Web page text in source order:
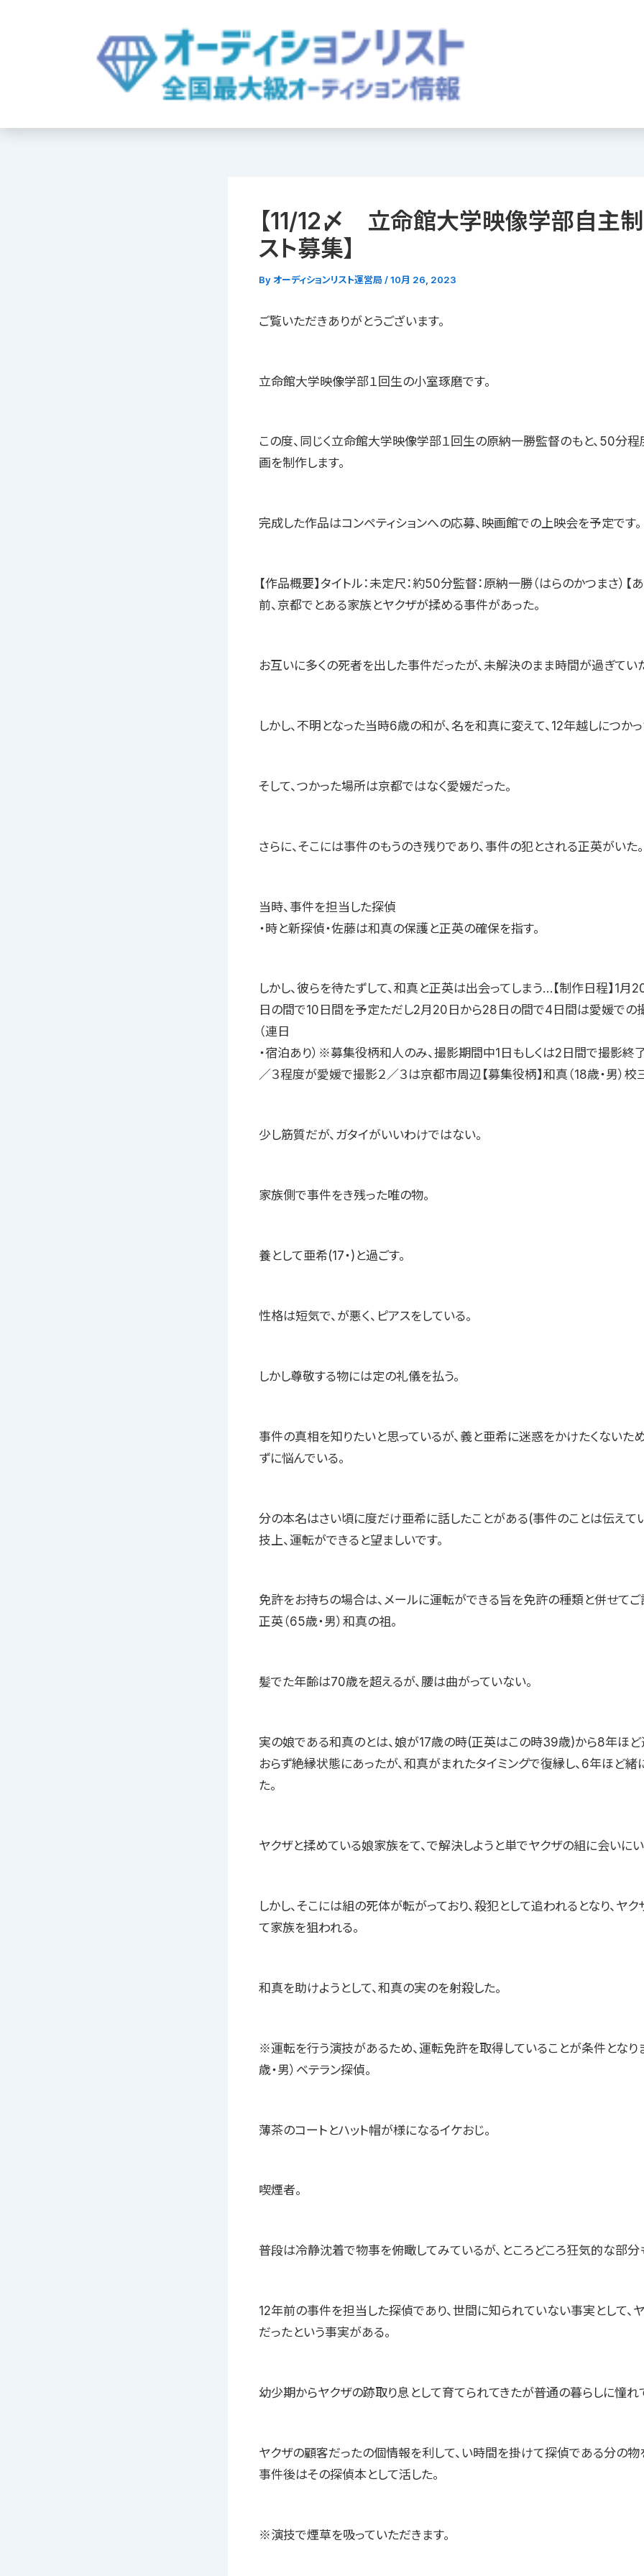
【11/12〆 立命館大学映像学部自主
スト募集】
By オーディションリスト運営局 /10月 26, 2023
ご覧いただきありがとうございます。
立命館大学映像学部１回生の小室琢磨です。
この度、同じく立命館大学映像学部１回生の原納一勝監督のもと、50分
画を制作します。
完成した作品はコンペティションへの応募、映画館での上映会を予定です。
【作品概要】タイトル：未定尺：約50分監督：原納一勝（はらのかつまさ）【
前、京都でとある家族とヤクザが揉める事件があった。
お互いに多くの死者を出した事件だったが、未解決のまま時間が過ぎてい
しかし、不明となった当時6歳の和が、名を和真に変えて、12年越しにつかっ
そして、つかった場所は京都ではなく愛媛だった。
さらに、そこには事件のもうのき残りであり、事件の犯とされる正英がいた。
当時、事件を担当した探偵
・時と新探偵・佐藤は和真の保護と正英の確保を指す。
しかし、彼らを待たずして、和真と正英は出会ってしまう…【制作日程】1
日の間で10日間を予定ただし2月20日から28日の間で4日間は愛媛での
（連日
・宿泊あり）※募集役柄和人のみ、撮影期間中1日もしくは2日間で撮影終了
／３程度が愛媛で撮影２／３は京都市周辺【募集役柄】和真（18歳・男）校
少し筋質だが、ガタイがいいわけではない。
家族側で事件をき残った唯の物。
養として亜希(17・)と過ごす。
性格は短気で、が悪く、ピアスをしている。
しかし尊敬する物には定の礼儀を払う。
事件の真相を知りたいと思っているが、義と亜希に迷惑をかけたくないた
ずに悩んでいる。
分の本名はさい頃に度だけ亜希に話したことがある(事件のことは伝え
技上、運転ができると望ましいです。
免許をお持ちの場合は、メールに運転ができる旨を免許の種類と併せてご
正英（65歳・男）和真の祖。
髪でた年齢は70歳を超えるが、腰は曲がっていない。
実の娘である和真のとは、娘が17歳の時(正英はこの時39歳)から8年ほど
おらず絶縁状態にあったが、和真がまれたタイミングで復縁し、6年ほど緒
た。
ヤクザと揉めている娘家族をて、で解決しようと単でヤクザの組に会いにい
しかし、そこには組の死体が転がっており、殺犯として追われるとなり、ヤ
て家族を狙われる。
和真を助けようとして、和真の実のを射殺した。
※運転を行う演技があるため、運転免許を取得していることが条件となり
歳・男）ベテラン探偵。
薄茶のコートとハット帽が様になるイケおじ。
喫煙者。
普段は冷静沈着で物事を俯瞰してみているが、ところどころ狂気的な部分
12年前の事件を担当した探偵であり、世間に知られていない事実として、
だったという事実がある。
幼少期からヤクザの跡取り息として育てられてきたが普通の暮らしに憧れ
ヤクザの顧客だったの個情報を利して、い時間を掛けて探偵である分の物
事件後はその探偵本として活した。
※演技で煙草を吸っていただきます。